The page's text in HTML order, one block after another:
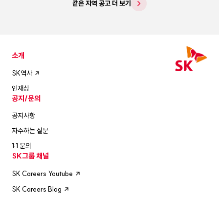
같은 지역 공고 더 보기
소개
SK역사
인재상
공지/문의
공지사항
자주하는 질문
1:1 문의
SK그룹 채널
SK Careers Youtube
SK Careers Blog